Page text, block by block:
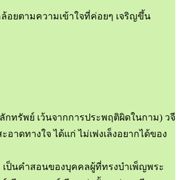
อยตามความเข้าใจที่ค่อยๆ เจริญขึ้น
กทรัพย์ เว้นจากการประพฤติผิดในกาม) วจี
าดทางใจ ได้แก่ ไม่เพ่งเล็งอยากได้ของ
เป็นคำสอนของบุคคลผู้ที่ทรงบำเพ็ญพระ